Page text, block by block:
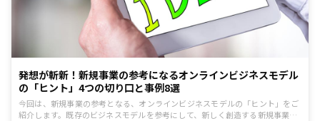
発想が斬新！新規事業の参考になるオンラインビジネスモデル
の「ヒント」4つの切り口と事例8選
今回は、新規事業の参考となる、オンラインビジネスモデルの「ヒント」をご
紹介します。既存のビジネスモデルを参考にして、新しく創造する新規事業の